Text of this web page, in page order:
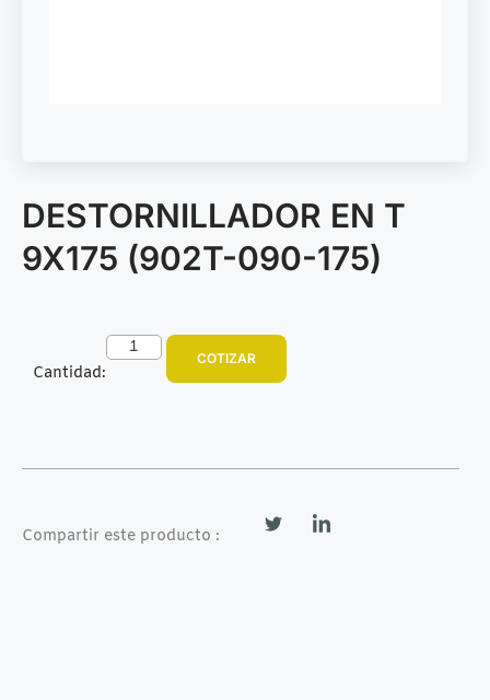
DESTORNILLADOR EN T
9X175 (902T-090-175)
Cantidad:
COTIZAR
Compartir este producto :